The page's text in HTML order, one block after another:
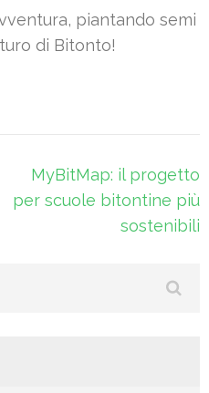
piantando semi
di Bitonto!
MyBitMap: il progetto
per scuole bitontine più
sostenibili